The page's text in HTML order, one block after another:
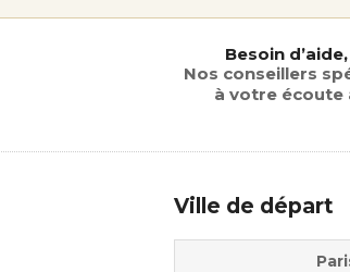
Besoin
Nos conseillers
à votre écoute
Ville de départ